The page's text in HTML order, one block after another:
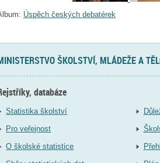
Úspěch českých debatérek
ŠKOLSTVÍ, MLÁDEŽE A
databáze
Statistika školství
Pro veřejnost
O školské statistice